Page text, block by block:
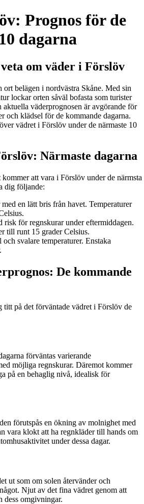
Prognos för de
dagarna
om väder i Förslöv
belägen i nordvästra Skåne. Med sin
lockar orten såväl bofasta som turister
väderprognosen är avgörande för
och klädsel för de kommande dagarna.
vädret i Förslöv under de närmaste 10
Närmaste dagarna
att vara i Förslöv under de närmsta
dig följande:
en lätt bris från havet. Temperaturer
risk för regnskurar under eftermiddagen.
till runt 15 grader Celsius.
svalare temperaturer. Enstaka
De kommande
på det förväntade vädret i Förslöv de
förväntas varierande
möjliga regnskurar. Däremot kommer
på en behaglig nivå, idealisk för
förutspås en ökning av molnighet med
vara klokt att ha regnkläder till hands om
under dessa dagar.
ut som om solen återvänder och
Njut av det fina vädret genom att
dess omgivningar.